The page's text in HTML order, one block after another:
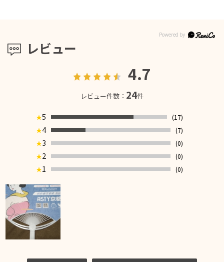
レビュー
4.7
レビュー件数： 24件
★5
(17)
★4
(7)
★3
(0)
★2
(0)
★1 (0)